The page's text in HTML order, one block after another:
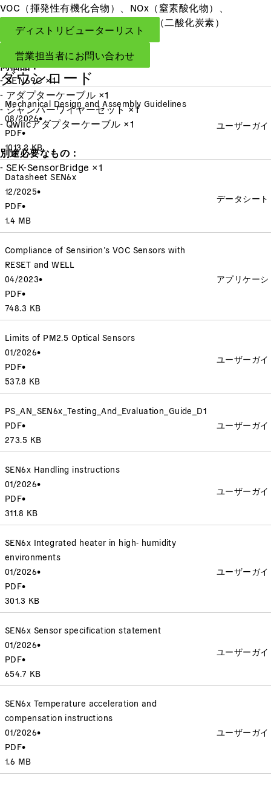
VOC（揮発性有機化合物）、NOx（窒素酸化物）、
HCHO（ホルムアルデヒド）、CO₂（二酸化炭素）
- オンボードアルゴリズム搭載
同梱品：
- SEN69C ×1
- アダプターケーブル ×1
- ジャンパーワイヤーセット ×1
- Qwiicアダプターケーブル ×1
別途必要なもの：
- SEK-SensorBridge ×1
ディストリビューターリスト
営業担当者にお問い合わせ
ダウンロード
Mechanical Design and Assembly Guidelines
08/2026•
PDF•
1013.2 KB
ユーザーガイ
Datasheet SEN6x
12/2025•
PDF•
1.4 MB
データシート
Compliance of Sensirion’s VOC Sensors with
RESET and WELL
04/2023•
PDF•
748.3 KB
アプリケー
Limits of PM2.5 Optical Sensors
01/2026•
PDF•
537.8 KB
ユーザーガイ
PS_AN_SEN6x_Testing_And_Evaluation_Guide_D1
PDF•
273.5 KB
ユーザーガイ
SEN6x Handling instructions
01/2026•
PDF•
311.8 KB
ユーザーガイ
SEN6x Integrated heater in high- humidity
environments
01/2026•
PDF•
301.3 KB
ユーザーガイ
SEN6x Sensor specification statement
01/2026•
PDF•
654.7 KB
ユーザーガイ
SEN6x Temperature acceleration and
compensation instructions
01/2026•
PDF•
1.6 MB
ユーザーガイ